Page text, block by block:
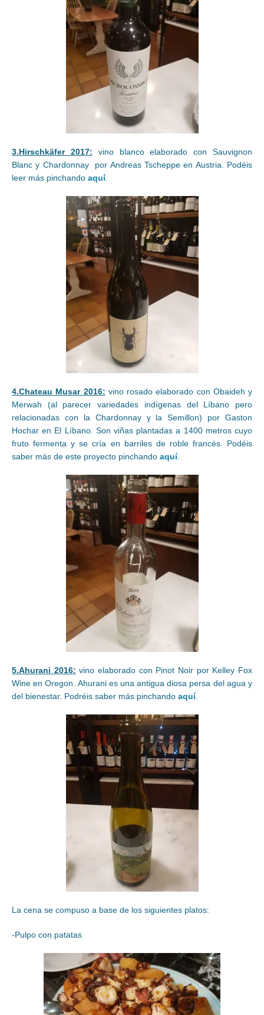
3.Hirschkäfer 2017: vino blanco elaborado con Sauvignon
Blanc y Chardonnay por Andreas Tscheppe en Austria. Podéis
leer más pinchando aquí.
4.Chateau Musar 2016: vino rosado elaborado con Obaideh y
Merwah (al parecer variedades indígenas del Líbano pero
relacionadas con la Chardonnay y la Semillon) por Gaston
Hochar en El Líbano. Son viñas plantadas a 1400 metros cuyo
fruto fermenta y se cría en barriles de roble francés. Podéis
saber más de este proyecto pinchando aquí.
5.Ahurani 2016: vino elaborado con Pinot Noir por Kelley Fox
Wine en Oregon. Ahurani es una antigua diosa persa del agua y
del bienestar. Podréis saber más pinchando aquí.
La cena se compuso a base de los siguientes platos:
-Pulpo con patatas